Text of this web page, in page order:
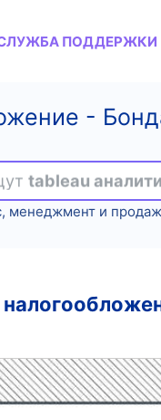
ПОДДЕРЖКИ
-
tableau
менеджмент и